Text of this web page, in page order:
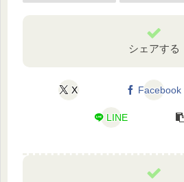
シェアする
X Facebook
LINE